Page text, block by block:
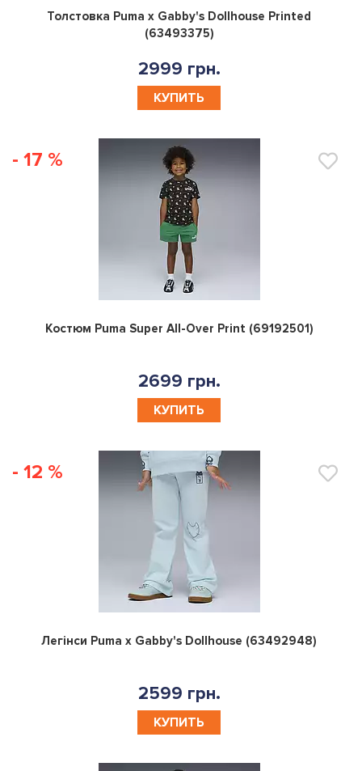
0
Толстовка Puma x Gabby's Dollhouse Printed
(63493375)
2999 грн.
КУПИТЬ
- 17 %
0
Костюм Puma Super All-Over Print (69192501)
2699 грн.
КУПИТЬ
- 12 %
0
Легінси Puma x Gabby's Dollhouse (63492948)
2599 грн.
КУПИТЬ